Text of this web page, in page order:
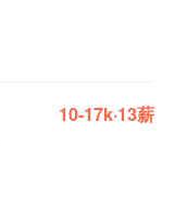
10-17k·13薪